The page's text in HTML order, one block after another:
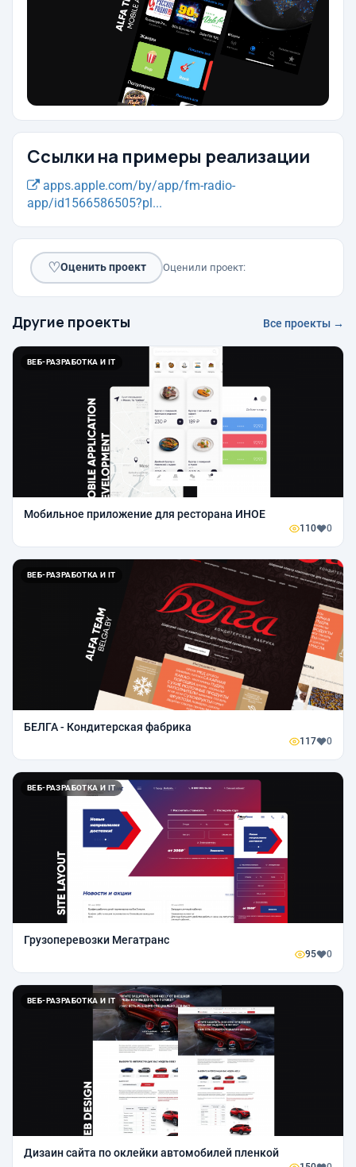
Ссылки на примеры реализации
apps.apple.com/by/app/fm-radio-
app/id1566586505?pl...
♡Оценить проект Оценили проект:
Другие проекты Все проекты →
ВЕБ-РАЗРАБОТКА И IT
Мобильное приложение для ресторана ИНОЕ
110 0
ВЕБ-РАЗРАБОТКА И IT
БЕЛГА - Кондитерская фабрика
117 0
ВЕБ-РАЗРАБОТКА И IT
Грузоперевозки Мегатранс
95 0
ВЕБ-РАЗРАБОТКА И IT
Дизаин сайта по оклейки автомобилей пленкой